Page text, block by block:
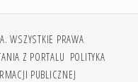
WSZYSTKIE PRAWA
Z PORTALU POLITYKA
PUBLICZNEJ